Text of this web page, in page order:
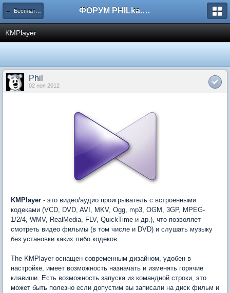
← Бесплатные программы ФОРУМ PHILka.RU
KMPlayer
Phil
02 ноя 2012
KMPlayer - это видео/аудио проигрыватель с встроенными
кодеками (VCD, DVD, AVI, MKV, Ogg, mp3, OGM, 3GP, MPEG-
1/2/4, WMV, RealMedia, FLV, QuickTime и др.), что позволяет
смотреть видео фильмы (в том числе и DVD) и слушать музыку
без установки каких либо кодеков .
The KMPlayer оснащен современным дизайном, удобен в
настройке, имеет возможность назначать и изменять горячие
клавиши. Есть возможность запуска из командной строки, это
может быть полезно если допустим вы записали на диск фильм и